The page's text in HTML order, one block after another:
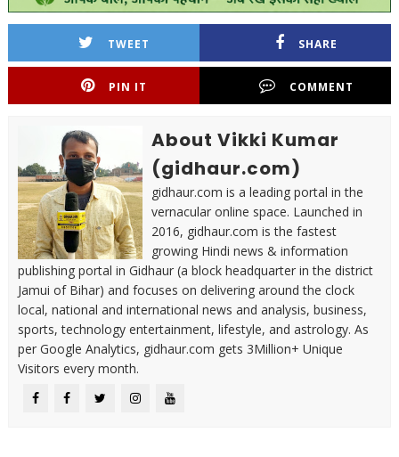
TWEET SHARE
PIN IT COMMENT
About Vikki Kumar
(gidhaur.com)
gidhaur.com is a leading portal in the
vernacular online space. Launched in
2016, gidhaur.com is the fastest
growing Hindi news & information
publishing portal in Gidhaur (a block headquarter in the district
Jamui of Bihar) and focuses on delivering around the clock
local, national and international news and analysis, business,
sports, technology entertainment, lifestyle, and astrology. As
per Google Analytics, gidhaur.com gets 3Million+ Unique
Visitors every month.